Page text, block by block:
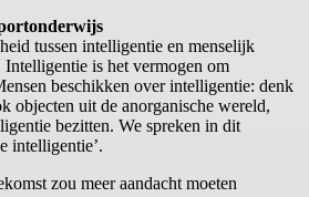
tussen intelligentie en menselijk
is het vermogen om
beschikken over intelligentie: denk
objecten uit de anorganische wereld,
bezitten. We spreken in dit
intelligentie’.
zou meer aandacht moeten